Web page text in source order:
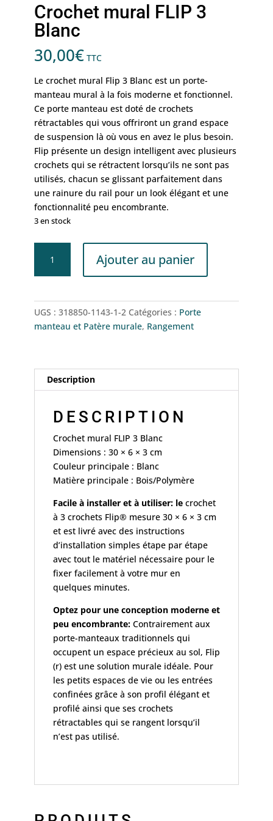
Crochet mural FLIP 3
Blanc
30,00€ TTC
Le crochet mural Flip 3 Blanc est un porte-
manteau mural à la fois moderne et fonctionnel.
Ce porte manteau est doté de crochets
rétractables qui vous offriront un grand espace
de suspension là où vous en avez le plus besoin.
Flip présente un design intelligent avec plusieurs
crochets qui se rétractent lorsqu’ils ne sont pas
utilisés, chacun se glissant parfaitement dans
une rainure du rail pour un look élégant et une
fonctionnalité peu encombrante.
3 en stock
Crochet
FLIP
3
Blanc
Ajouter au panier
UGS : 318850-1143-1-2 Catégories : Porte
manteau et Patère murale, Rangement
Description
DESCRIPTION
Crochet mural FLIP 3 Blanc
Dimensions : 30 × 6 × 3 cm
Couleur principale : Blanc
Matière principale : Bois/Polymère
Facile à installer et à utiliser: le crochet
à 3 crochets Flip® mesure 30 × 6 × 3 cm
et est livré avec des instructions
d’installation simples étape par étape
avec tout le matériel nécessaire pour le
fixer facilement à votre mur en
quelques minutes.
Optez pour une conception moderne et
peu encombrante: Contrairement aux
porte-manteaux traditionnels qui
occupent un espace précieux au sol, Flip
(r) est une solution murale idéale. Pour
les petits espaces de vie ou les entrées
confinées grâce à son profil élégant et
profilé ainsi que ses crochets
rétractables qui se rangent lorsqu’il
n’est pas utilisé.